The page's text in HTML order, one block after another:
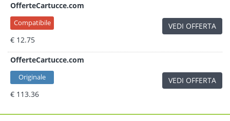
OfferteCartucce.com
Compatibile
€ 12.75
VEDI OFFERTA
OfferteCartucce.com
Originale
€ 113.36
VEDI OFFERTA